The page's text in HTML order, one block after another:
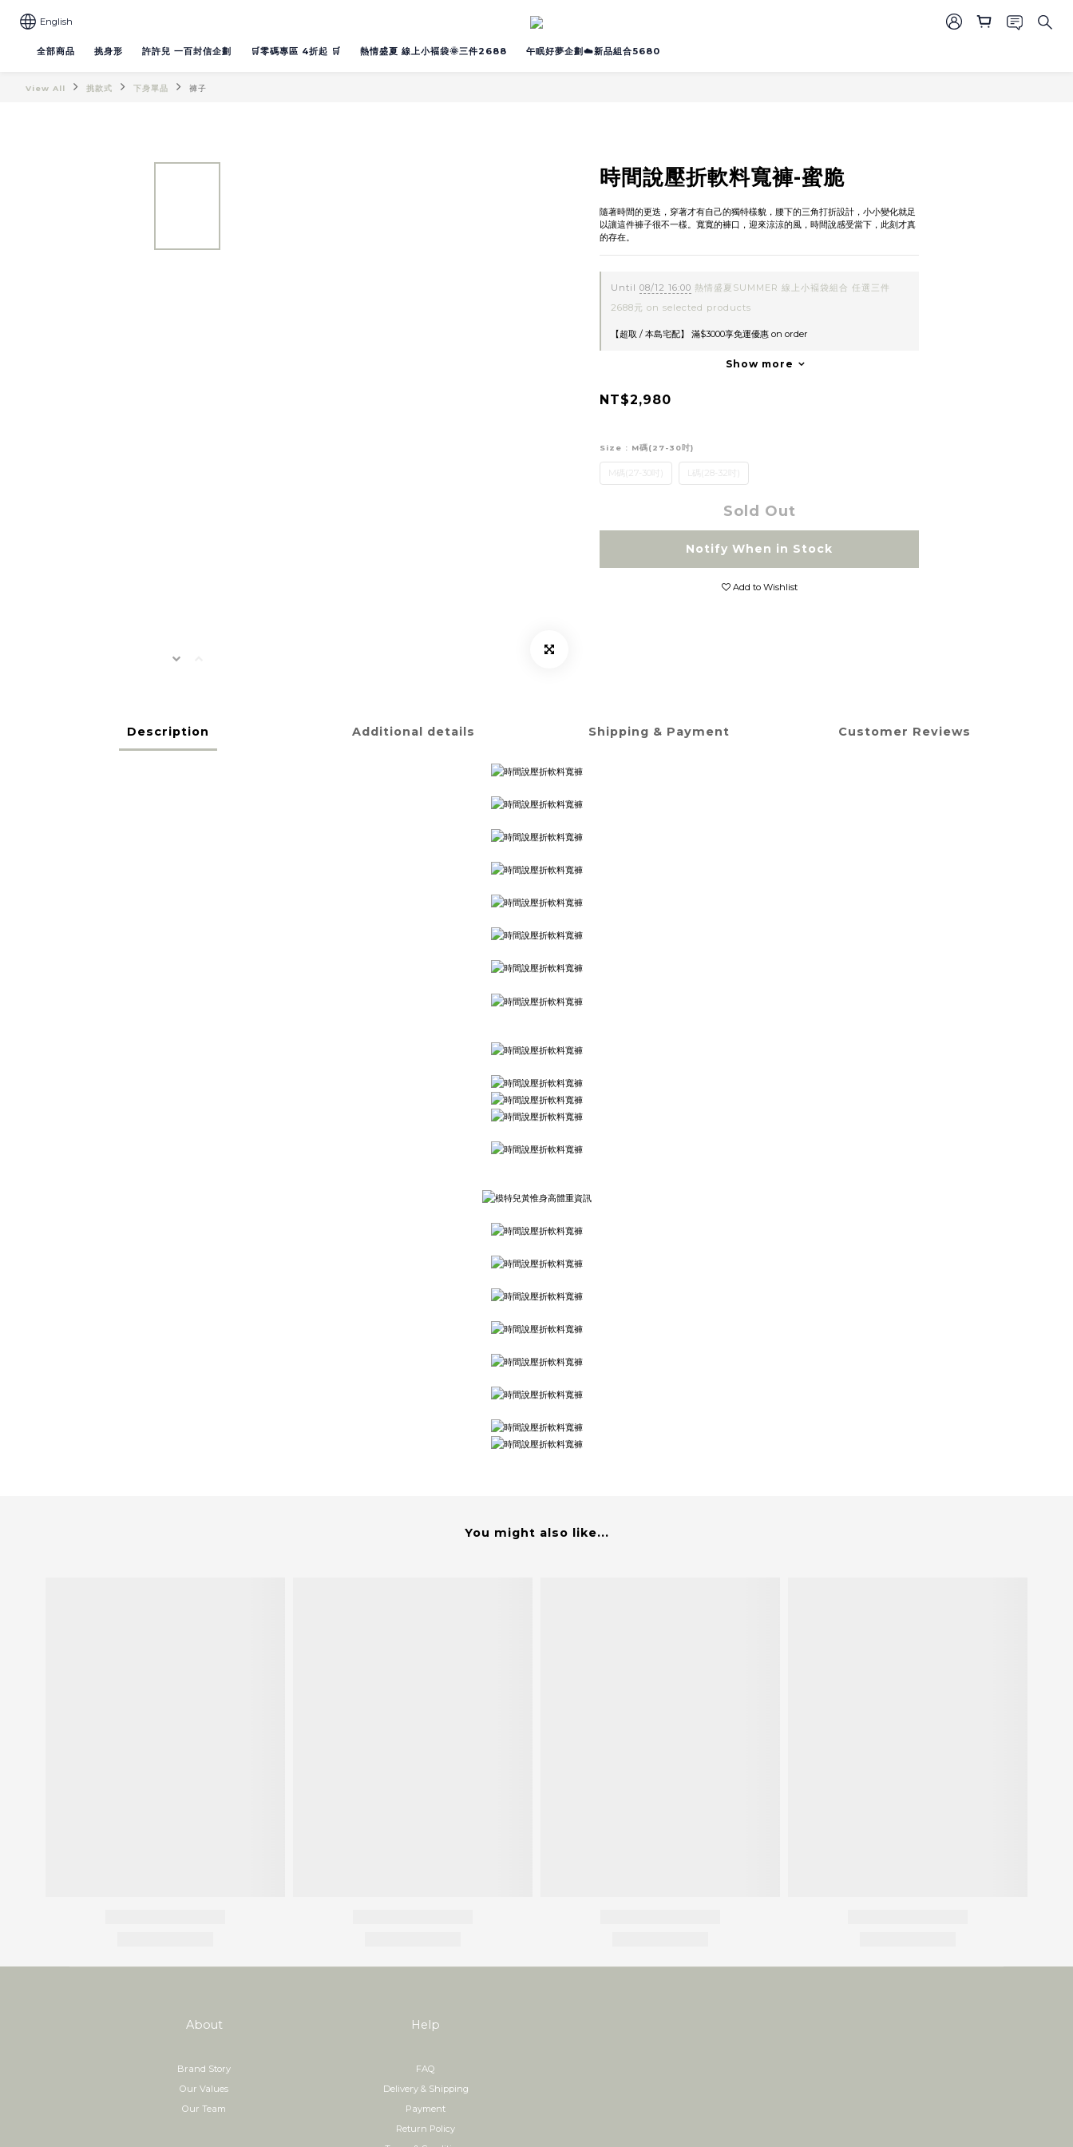
English
全部商品 挑身形 許許兒 一百封信企劃 🛒零碼專區 4折起 🛒 熱情盛夏 線上小褔袋🌞三件2688 午眠好夢企劃☁️新品組合5680
View All 挑款式 下身單品 褲子
時間說壓折軟料寬褲-蜜脆
隨著時間的更迭，穿著才有自己的獨特樣貌，腰下的三角打折設計，小小變化就足
以讓這件褲子很不一樣。寬寬的褲口，迎來涼涼的風，時間說感受當下，此刻才真
的存在。
Until 08/12 16:00 熱情盛夏SUMMER 線上小褔袋組合 任選三件
2688元 on selected products
【超取 / 本島宅配】 滿$3000享免運優惠 on order
Show more
NT$2,980
Size : M碼(27-30吋)
M碼(27-30吋) L碼(28-32吋)
Sold Out
Notify When in Stock
Add to Wishlist
Description Additional details Shipping & Payment Customer Reviews
You might also like...
About
Brand Story
Our Values
Our Team
Help
FAQ
Delivery & Shipping
Payment
Return Policy